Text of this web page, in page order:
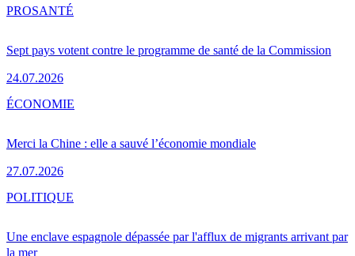
Sept pays votent contre le programme de santé de la Commission
24.07.2026
PROSANTÉ
Merci la Chine : elle a sauvé l’économie mondiale
27.07.2026
ÉCONOMIE
Une enclave espagnole dépassée par l'afflux de migrants arrivant par
la mer
POLITIQUE